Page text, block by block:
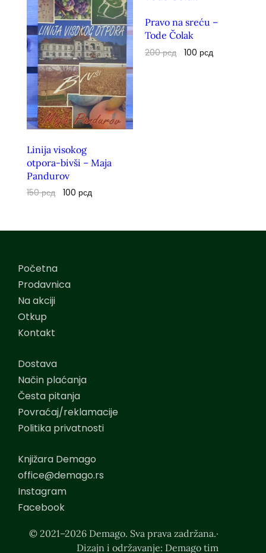
Linija visokog
otpora-bivši – Maja
Pandurov
150рсд 100 рсд
Pravo na sreću –
Tode Čolak
200рсд 100 рсд
Početna
Prodavnica
Na akciji
Otkup
Kontakt
Dostava
Način plaćanja
Česta pitanja
Povraćaj/reklamacije
Politika privatnosti
Knjižara Demago
office@demago.rs
Instagram
Facebook
© 2021–2026 Demago. Sva prava zadržana.·
Dizajn i održavanje: Demago tim